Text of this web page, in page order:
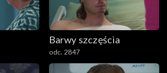
Barwy szczęścia
odc. 2847